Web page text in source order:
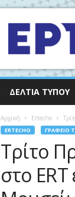
ΔΕΛΤΊΑ ΤΎΠΟΥ
Αρχική Ertecho
ERTECHO ΓΡΑΦΕΊΟ
Τρίτο
στο